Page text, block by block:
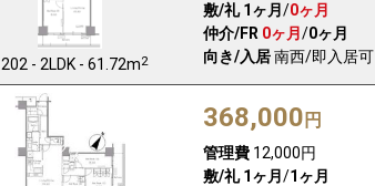
202 - 2LDK - 61.72m2
敷/礼 1ヶ月 /0ヶ月
仲介/FR 0ヶ月 /0ヶ月
向き/入居南西/即入居可
368,000 円
管理費12,000円
敷/礼 1ヶ月 /1ヶ月